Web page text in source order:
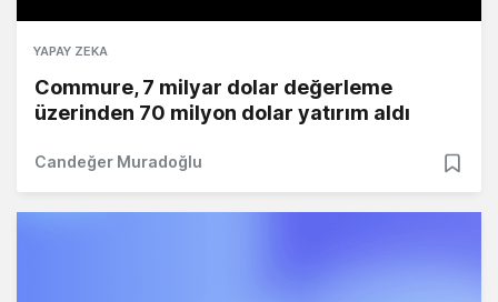
YAPAY ZEKA
Commure, 7 milyar dolar değerleme
üzerinden 70 milyon dolar yatırım aldı
Candeğer Muradoğlu